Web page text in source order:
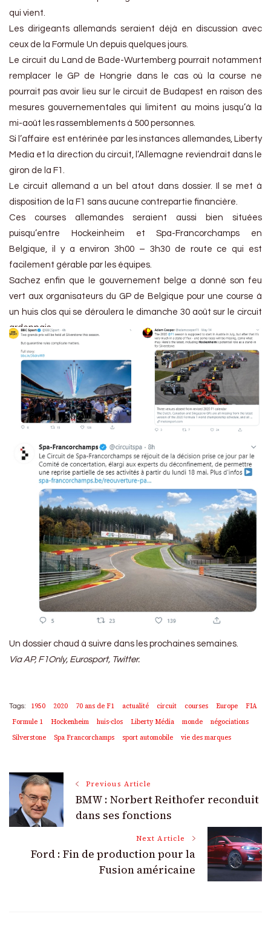
qui vient.
Les dirigeants allemands seraient déjà en discussion avec
ceux de la Formule Un depuis quelques jours.
Le circuit du Land de Bade-Wurtemberg pourrait notamment
remplacer le GP de Hongrie dans le cas où la course ne
pourrait pas avoir lieu sur le circuit de Budapest en raison des
mesures gouvernementales qui limitent au moins jusqu’à la
mi-août les rassemblements à 500 personnes.
Si l’affaire est entérinée par les instances allemandes, Liberty
Media et la direction du circuit, l’Allemagne reviendrait dans le
giron de la F1.
Le circuit allemand a un bel atout dans dossier. Il se met à
disposition de la F1 sans aucune contrepartie financière.
Ces courses allemandes seraient aussi bien situées
puisqu’entre Hockeinheim et Spa-Francorchamps en
Belgique, il y a environ 3h00 – 3h30 de route ce qui est
facilement gérable par les équipes.
Sachez enfin que le gouvernement belge a donné son feu
vert aux organisateurs du GP de Belgique pour une course à
un huis clos qui se déroulera le dimanche 30 août sur le circuit
ardennais.
Un dossier chaud à suivre dans les prochaines semaines.
Via AP, F1Only, Eurosport, Twitter.
Tags: 1950 2020 70 ans de F1 actualité circuit courses Europe
FIA
Formule 1
Hockenheim huis-clos Liberty Média monde
négociations
Silverstone
Spa Francorchamps sport automobile vie des marques
Post
Navigation
Previous Article
BMW : Norbert Reithofer reconduit
dans ses fonctions
Next Article
Ford : Fin de production pour la
Fusion américaine